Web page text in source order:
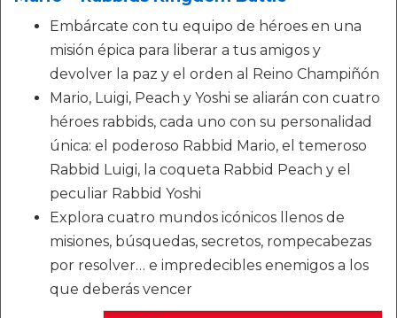
Embárcate con tu equipo de héroes en una
misión épica para liberar a tus amigos y
devolver la paz y el orden al Reino Champiñón
Mario, Luigi, Peach y Yoshi se aliarán con cuatro
héroes rabbids, cada uno con su personalidad
única: el poderoso Rabbid Mario, el temeroso
Rabbid Luigi, la coqueta Rabbid Peach y el
peculiar Rabbid Yoshi
Explora cuatro mundos icónicos llenos de
misiones, búsquedas, secretos, rompecabezas
por resolver… e impredecibles enemigos a los
que deberás vencer